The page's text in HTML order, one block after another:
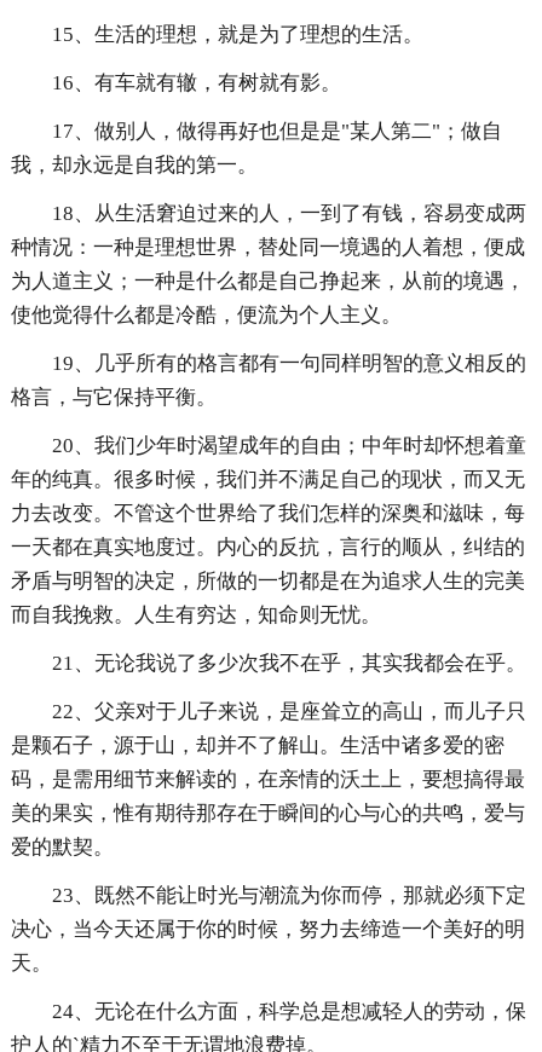
15、生活的理想，就是为了理想的生活。
16、有车就有辙，有树就有影。
17、做别人，做得再好也但是是"某人第二"；做自
我，却永远是自我的第一。
18、从生活窘迫过来的人，一到了有钱，容易变成两
种情况：一种是理想世界，替处同一境遇的人着想，便成
为人道主义；一种是什么都是自己挣起来，从前的境遇，
使他觉得什么都是冷酷，便流为个人主义。
19、几乎所有的格言都有一句同样明智的意义相反的
格言，与它保持平衡。
20、我们少年时渴望成年的自由；中年时却怀想着童
年的纯真。很多时候，我们并不满足自己的现状，而又无
力去改变。不管这个世界给了我们怎样的深奥和滋味，每
一天都在真实地度过。内心的反抗，言行的顺从，纠结的
矛盾与明智的决定，所做的一切都是在为追求人生的完美
而自我挽救。人生有穷达，知命则无忧。
21、无论我说了多少次我不在乎，其实我都会在乎。
22、父亲对于儿子来说，是座耸立的高山，而儿子只
是颗石子，源于山，却并不了解山。生活中诸多爱的密
码，是需用细节来解读的，在亲情的沃土上，要想搞得最
美的果实，惟有期待那存在于瞬间的心与心的共鸣，爱与
爱的默契。
23、既然不能让时光与潮流为你而停，那就必须下定
决心，当今天还属于你的时候，努力去缔造一个美好的明
天。
24、无论在什么方面，科学总是想减轻人的劳动，保
护人的`精力不至于无谓地浪费掉。